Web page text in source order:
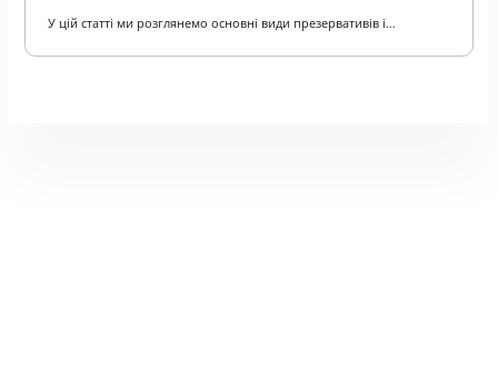
У цій статті ми розглянемо основні види презервативів і…